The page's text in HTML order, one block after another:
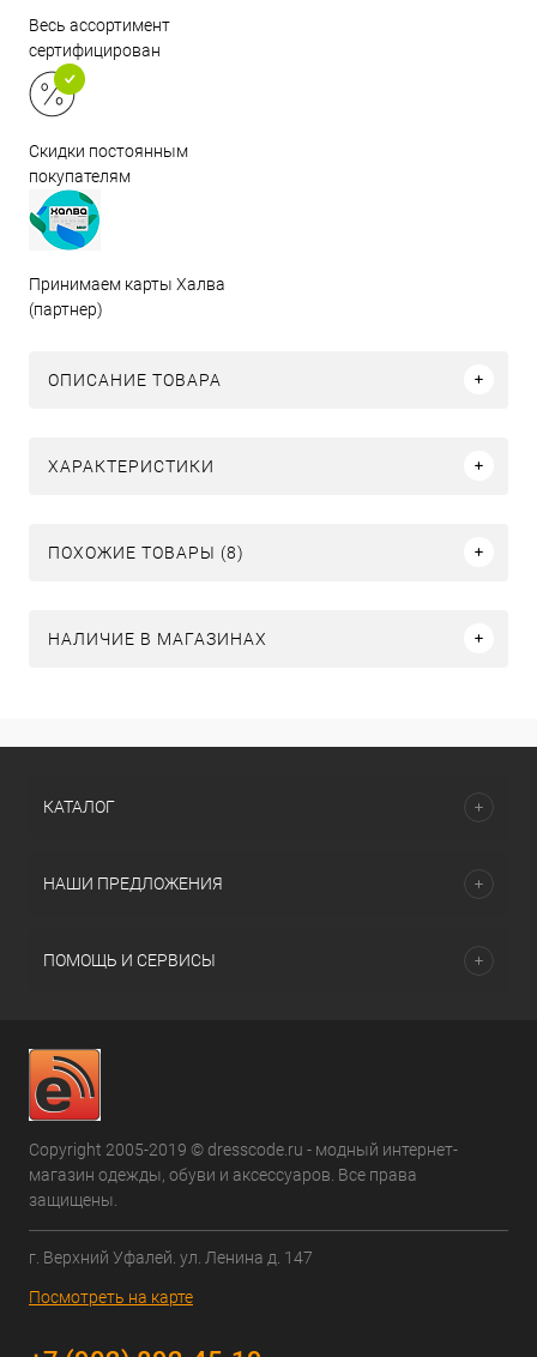
Весь ассортимент
сертифицирован
Скидки постоянным
покупателям
Принимаем карты Халва
(партнер)
ОПИСАНИЕ ТОВАРА
ХАРАКТЕРИСТИКИ
ПОХОЖИЕ ТОВАРЫ (8)
НАЛИЧИЕ В МАГАЗИНАХ
КАТАЛОГ
НАШИ ПРЕДЛОЖЕНИЯ
ПОМОЩЬ И СЕРВИСЫ
Copyright 2005-2019 © dresscode.ru - модный интернет-
магазин одежды, обуви и аксессуаров. Все права
защищены.
г. Верхний Уфалей. ул. Ленина д. 147
Посмотреть на карте